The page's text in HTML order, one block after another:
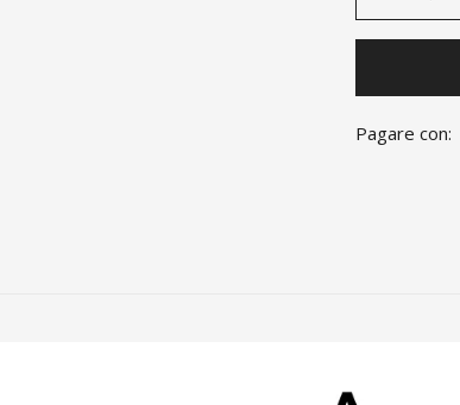
Pagare con: